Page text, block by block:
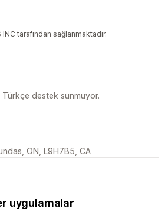
tarafından sağlanmaktadır.
destek sunmuyor.
ON, L9H7B5, CA
uygulamalar